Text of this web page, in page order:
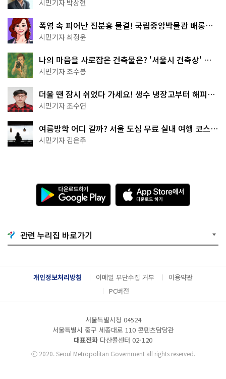
시민기자 박상현
폭염 속 피어난 진분홍 물결! 국립중앙박물관 배롱나
무 명소
시민기자 최정윤
나의 마음을 사로잡은 건축물은? '서울시 건축상' 수
상작 공개!
시민기자 조수봉
더울 땐 잠시 쉬었다 가세요! 생수 냉장고부터 해피소
·무더위쉼터까지
시민기자 조수연
여름방학 어디 갈까? 서울 도심 무료 실내 여행 코스
추천
시민기자 김은주
다
운
로
기
G
o
g
l
e
l
A
p
p
e
서
다
운
드
관련 누리집 바로가기
개인정보처리방침 이메일 무단수집 거부
이용약관
PC버전
서울특별시청 04524
서울특별시 중구 세종대로 110 콘텐츠담당관
대표전화 다산콜센터 02-120
ⓒ2020. Seoul Metropolitan Government all rights reserved.